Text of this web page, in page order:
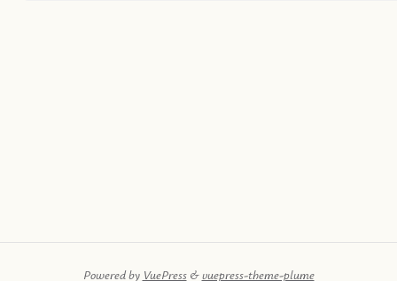
Powered by VuePress&vuepress-theme-plume